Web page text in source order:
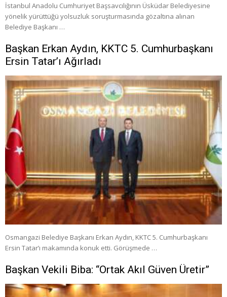
İstanbul Anadolu Cumhuriyet Başsavcılığının Üsküdar Belediyesine
yönelik yürüttüğü yolsuzluk soruşturmasında gözaltına alınan
Belediye Başkanı …
Başkan Erkan Aydın, KKTC 5. Cumhurbaşkanı
Ersin Tatar’ı Ağırladı
Osmangazi Belediye Başkanı Erkan Aydın, KKTC 5. Cumhurbaşkanı
Ersin Tatar’ı makamında konuk etti. Görüşmede …
Başkan Vekili Biba: “Ortak Akıl Güven Üretir”